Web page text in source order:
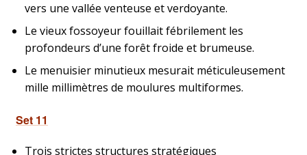
vers une vallée venteuse et verdoyante.
Le vieux fossoyeur fouillait fébrilement les
profondeurs d’une forêt froide et brumeuse.
Le menuisier minutieux mesurait méticuleusement
mille millimètres de moulures multiformes.
Set 11
Trois strictes structures stratégiques